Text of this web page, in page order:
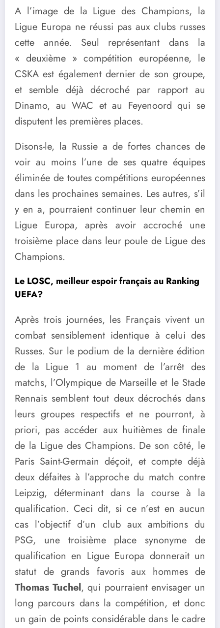
A l’image de la Ligue des Champions, la
Ligue Europa ne réussi pas aux clubs russes
cette année. Seul représentant dans la
« deuxième » compétition européenne, le
CSKA est également dernier de son groupe,
et semble déjà décroché par rapport au
Dinamo, au WAC et au Feyenoord qui se
disputent les premières places.
Disons-le, la Russie a de fortes chances de
voir au moins l’une de ses quatre équipes
éliminée de toutes compétitions européennes
dans les prochaines semaines. Les autres, s’il
y en a, pourraient continuer leur chemin en
Ligue Europa, après avoir accroché une
troisième place dans leur poule de Ligue des
Champions.
Le LOSC, meilleur espoir français au Ranking
UEFA?
Après trois journées, les Français vivent un
combat sensiblement identique à celui des
Russes. Sur le podium de la dernière édition
de la Ligue 1 au moment de l’arrêt des
matchs, l’Olympique de Marseille et le Stade
Rennais semblent tout deux décrochés dans
leurs groupes respectifs et ne pourront, à
priori, pas accéder aux huitièmes de finale
de la Ligue des Champions. De son côté, le
Paris Saint-Germain déçoit, et compte déjà
deux défaites à l’approche du match contre
Leipzig, déterminant dans la course à la
qualification. Ceci dit, si ce n’est en aucun
cas l’objectif d’un club aux ambitions du
PSG, une troisième place synonyme de
qualification en Ligue Europa donnerait un
statut de grands favoris aux hommes de
Thomas Tuchel, qui pourraient envisager un
long parcours dans la compétition, et donc
un gain de points considérable dans le cadre